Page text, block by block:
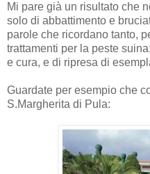
Mi pare già un risultato che
solo di abbattimento e
parole che ricordano tanto,
trattamenti per la peste
e cura, e di ripresa di
Guardate per esempio che
S.Margherita di Pula: